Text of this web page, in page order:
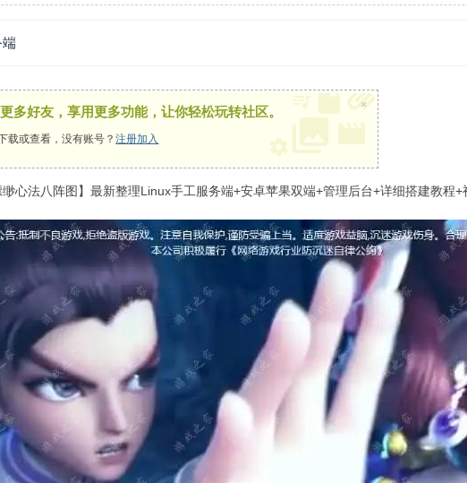
端
多好友，享用更多功能，让你轻松玩转社区。
载或查看，没有账号？注册加入
×
心法八阵图】最新整理Linux手工服务端+安卓苹果双端+管理后台+详细搭建教程+